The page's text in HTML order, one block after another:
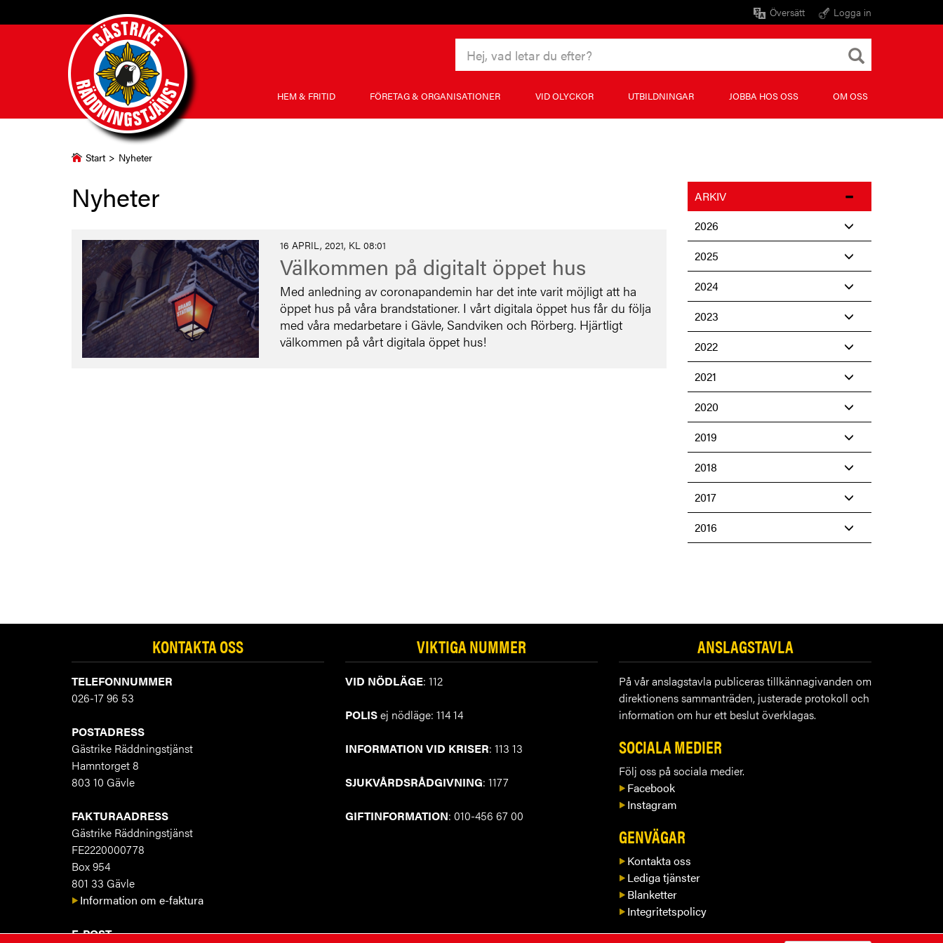
Översätt Logga in
HEM & FRITID FÖRETAG & ORGANISATIONER VID OLYCKOR UTBILDNINGAR JOBBA HOS OSS OM OSS
Start > Nyheter
ARKIV
2026
2025
2024
2023
2022
2021
2020
2019
2018
2017
2016
Nyheter
16 APRIL, 2021, KL 08:01
Välkommen på digitalt öppet hus
Med anledning av coronapandemin har det inte varit möjligt att ha
öppet hus på våra brandstationer. I vårt digitala öppet hus får du följa
med våra medarbetare i Gävle, Sandviken och Rörberg. Hjärtligt
välkommen på vårt digitala öppet hus!
KONTAKTA OSS
TELEFONNUMMER
026-17 96 53
POSTADRESS
Gästrike Räddningstjänst
Hamntorget 8
803 10 Gävle
FAKTURAADRESS
Gästrike Räddningstjänst
FE2220000778
Box 954
801 33 Gävle
Information om e-faktura
E-POST
VIKTIGA NUMMER
VID NÖDLÄGE: 112
POLISej nödläge: 114 14
INFORMATION VID KRISER: 113 13
SJUKVÅRDSRÅDGIVNING: 1177
GIFTINFORMATION: 010-456 67 00
ANSLAGSTAVLA
På vår anslagstavla publiceras tillkännagivanden om
direktionens sammanträden, justerade protokoll och
information om hur ett beslut överklagas.
SOCIALA MEDIER
Följ oss på sociala medier.
Facebook
Instagram
GENVÄGAR
Kontakta oss
Lediga tjänster
Blanketter
Integritetspolicy